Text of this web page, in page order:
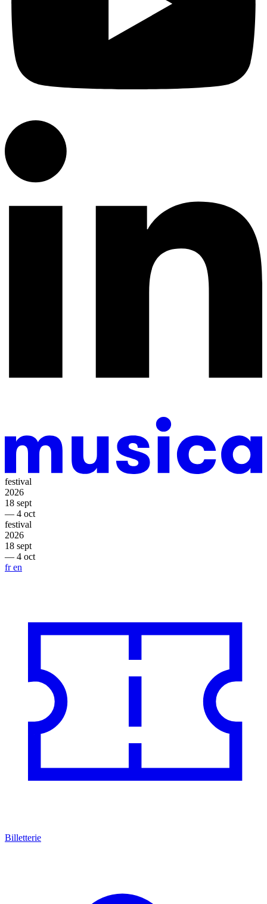
festival
2026
18 sept
— 4 oct
festival
2026
18 sept
— 4 oct
fren
Billetterie